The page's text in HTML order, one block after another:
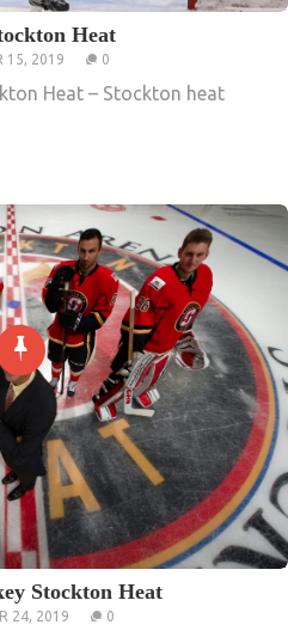
Heat
15, 2019 0
Heat – Stockton heat
Stockton Heat
24, 2019 0